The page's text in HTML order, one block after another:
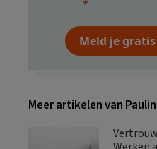
Meld je
Meer artikelen van